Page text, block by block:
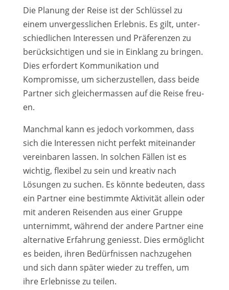
Die Planung der Reise ist der Schlüssel zu
einem unver­gess­li­chen Erlebnis. Es gilt, unter­
schied­li­chen Interessen und Präferenzen zu
berück­sich­ti­gen und sie in Einklang zu brin­gen.
Dies erfor­dert Kommunikation und
Kompromisse, um sicher­zu­stel­len, dass bei­de
Partner sich glei­cher­mas­sen auf die Reise freu­
en.
Manchmal kann es jedoch vor­kom­men, dass
sich die Interessen nicht per­fekt mit­ein­an­der
ver­ein­ba­ren las­sen. In sol­chen Fällen ist es
wich­tig, fle­xi­bel zu sein und krea­tiv nach
Lösungen zu suchen. Es könn­te bedeu­ten, dass
ein Partner eine bestimm­te Aktivität allein oder
mit ande­ren Reisenden aus einer Gruppe
unter­nimmt, wäh­rend der ande­re Partner eine
alter­na­ti­ve Erfahrung geniesst. Dies ermög­licht
es bei­den, ihren Bedürfnissen nach­zu­ge­hen
und sich dann spä­ter wie­der zu tref­fen, um
ihre Erlebnisse zu tei­len.